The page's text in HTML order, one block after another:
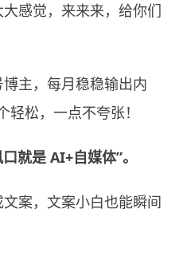
感觉，来来来，给你们
主，每月稳稳输出内
松，一点不夸张！
就是 AI+自媒体”。
案，文案小白也能瞬间